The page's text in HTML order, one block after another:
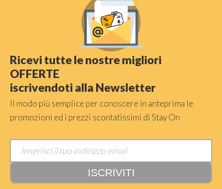
Ricevi tutte le nostre migliori
OFFERTE
iscrivendoti alla Newsletter
Il modo più semplice per conoscere in anteprima le
promozioni ed i prezzi scontatissimi di Stay On